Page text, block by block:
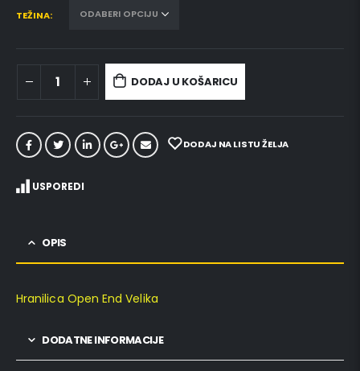
TEŽINA
DODAJ U KOŠARICU
DODAJ NA LISTU ŽELJA
USPOREDI
OPIS
Hranilica Open End Velika
DODATNE INFORMACIJE